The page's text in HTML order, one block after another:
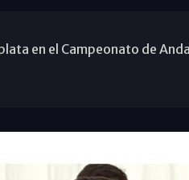
en el Campeonato de